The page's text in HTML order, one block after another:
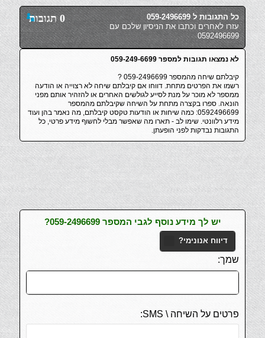
0 תגובות
כל התגובות ל 059-2496699
עזרו לאחרים וכתבו את הניסיון שלכם עם
0592496699
לא נמצאו תגובות למספר 059-249-6699
קיבלתם שיחה מהמספר 059-2496699 ?
רשמו את הפרטים מתחת. דווחו אם קיבלתם שיחה לא רצוייה או הודעה
ממספר לא מוכר על מנת לסייע לגולשים האחרים או להזהיר אותם מפני
הונאה. ספרו בקצרה מתחת על השיחה שקיבלתם מהמספר
0592496699: כמה שיחות או הודעות טקסט קיבלתם, מה נאמר בהן ועוד
מידע רלוונטי. שימו לב - תארו מה שאפשר מבלי לחשוף מידע פרטי, כל
התגובות נבדקות לפני הופעתן.
יש לך מידע נוסף לגבי המספר 059-2496699?
דיווח אנונימי?
שמך:
פרטים על השיחה \ SMS: